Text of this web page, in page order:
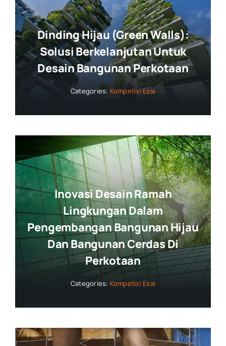
Dinding Hijau (Green Walls):
Solusi Berkelanjutan Untuk
Desain Bangunan Perkotaan
Categories: Kompetisi Esai
Inovasi Desain Ramah
Lingkungan Dalam
Pengembangan Bangunan Hijau
Dan Bangunan Cerdas Di
Perkotaan
Categories: Kompetisi Esai